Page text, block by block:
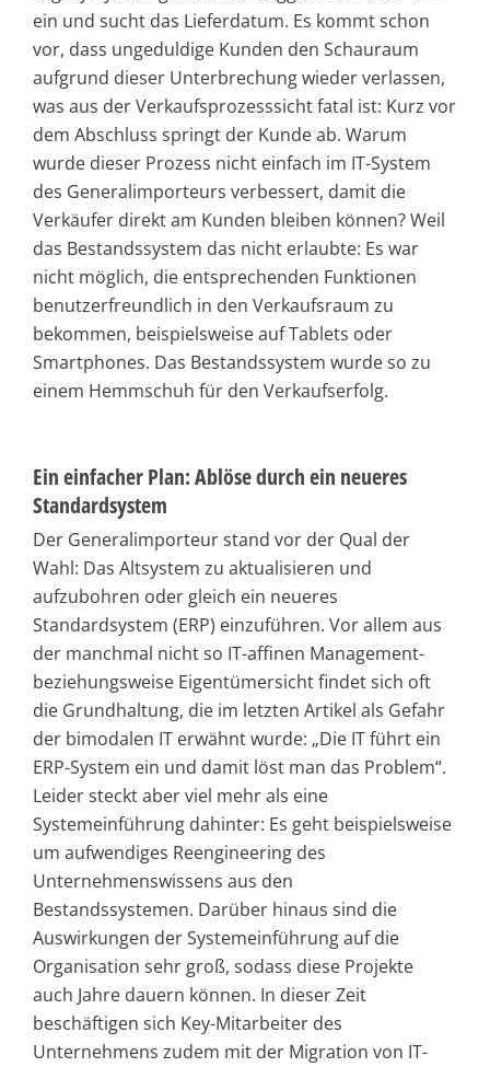
ein und sucht das Lieferdatum. Es kommt schon
vor, dass ungeduldige Kunden den Schauraum
aufgrund dieser Unterbrechung wieder verlassen,
was aus der Verkaufsprozesssicht fatal ist: Kurz vor
dem Abschluss springt der Kunde ab. Warum
wurde dieser Prozess nicht einfach im IT-System
des Generalimporteurs verbessert, damit die
Verkäufer direkt am Kunden bleiben können? Weil
das Bestandssystem das nicht erlaubte: Es war
nicht möglich, die entsprechenden Funktionen
benutzerfreundlich in den Verkaufsraum zu
bekommen, beispielsweise auf Tablets oder
Smartphones. Das Bestandssystem wurde so zu
einem Hemmschuh für den Verkaufserfolg.
Ein einfacher Plan: Ablöse durch ein neueres
Standardsystem
Der Generalimporteur stand vor der Qual der
Wahl: Das Altsystem zu aktualisieren und
aufzubohren oder gleich ein neueres
Standardsystem (ERP) einzuführen. Vor allem aus
der manchmal nicht so IT-affinen Management-
beziehungsweise Eigentümersicht findet sich oft
die Grundhaltung, die im letzten Artikel als Gefahr
der bimodalen IT erwähnt wurde: „Die IT führt ein
ERP-System ein und damit löst man das Problem“.
Leider steckt aber viel mehr als eine
Systemeinführung dahinter: Es geht beispielsweise
um aufwendiges Reengineering des
Unternehmenswissens aus den
Bestandssystemen. Darüber hinaus sind die
Auswirkungen der Systemeinführung auf die
Organisation sehr groß, sodass diese Projekte
auch Jahre dauern können. In dieser Zeit
beschäftigen sich Key-Mitarbeiter des
Unternehmens zudem mit der Migration von IT-